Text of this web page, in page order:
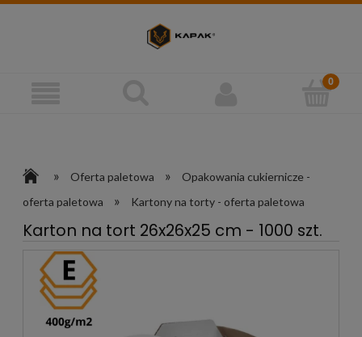
» Oferta paletowa »
Opakowania cukiernicze -
oferta paletowa
» Kartony na torty - oferta paletowa
Karton na tort 26x26x25 cm - 1000 szt.